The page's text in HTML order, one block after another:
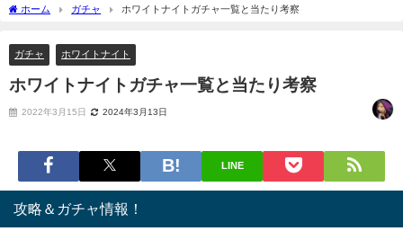
ホーム ガチャ ホワイトナイトガチャ一覧と当たり考察
ガチャ ホワイトナイト
ホワイトナイトガチャ一覧と当たり考察
2022年3月15日 2024年3月13日
LINE
攻略＆ガチャ情報！